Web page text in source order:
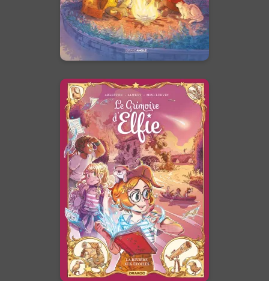
En voir +
Le Grimoire d'Elfie
Vol. 07 - Histoire
Complète
Date de parution :
28/10/2026
Une aventure où le plus puissant
des pouvoirs se révèle être celui
de l'imagination.
En voir +